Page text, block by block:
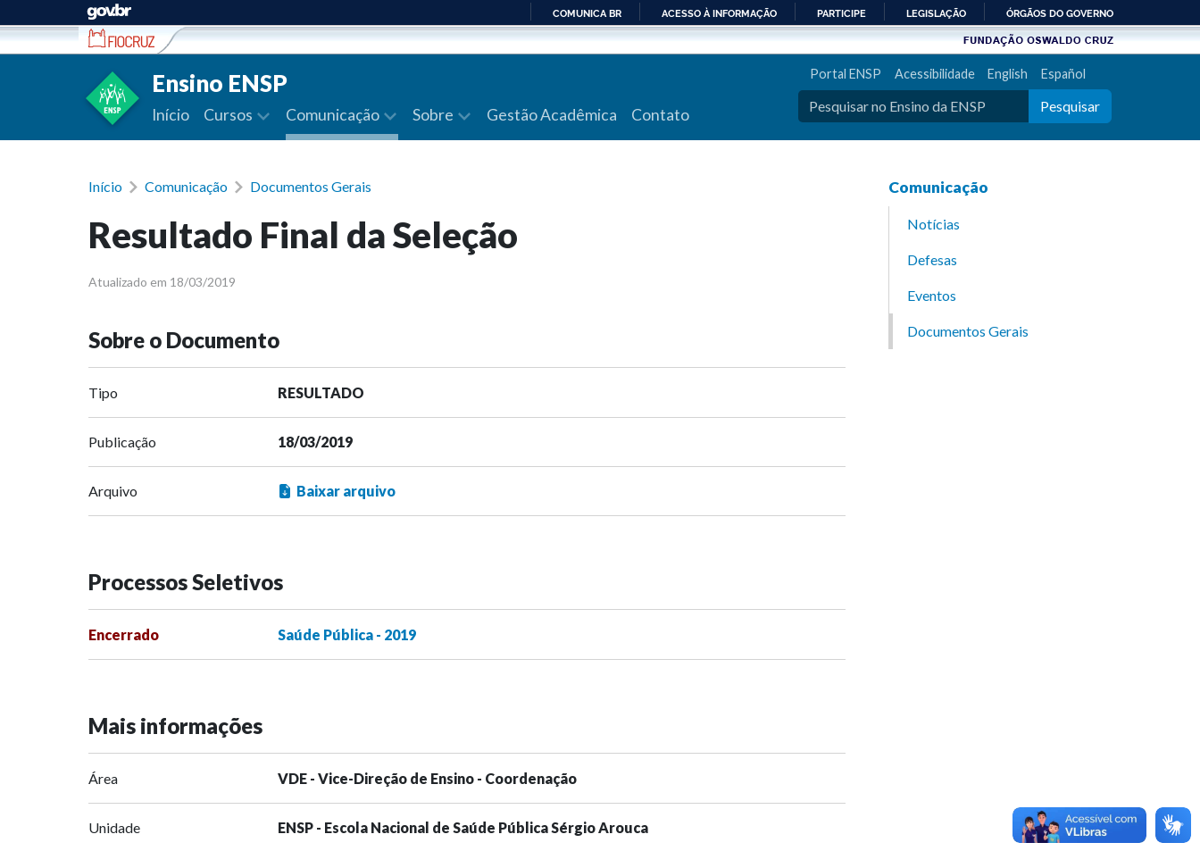
Ir para conteúdo
PARA
COMUNICA BR ACESSO À INFORMAÇÃO PARTICIPE LEGISLAÇÃO ÓRGÃOS DO GOVERNO
Ensino ENSP
Início Cursos Comunicação Sobre Gestão Acadêmica Contato
Portal ENSP Acessibilidade English Español
Pesquisar
Início Comunicação Documentos Gerais
Resultado Final da Seleção
Atualizado em 18/03/2019
Sobre o Documento
Tipo RESULTADO
Publicação 18/03/2019
Arquivo Baixar arquivo
Processos Seletivos
Encerrado Saúde Pública - 2019
Mais informações
Área VDE - Vice-Direção de Ensino - Coordenação
Unidade ENSP - Escola Nacional de Saúde Pública Sérgio Arouca
Comunicação
Notícias
Defesas
Eventos
Documentos Gerais